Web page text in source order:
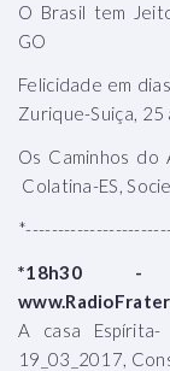
O Brasil tem
GO
Felicidade em
Zurique-Suiça, 25
Os Caminhos do
Colatina-ES,
*18h30 -
A casa
19_03_2017,